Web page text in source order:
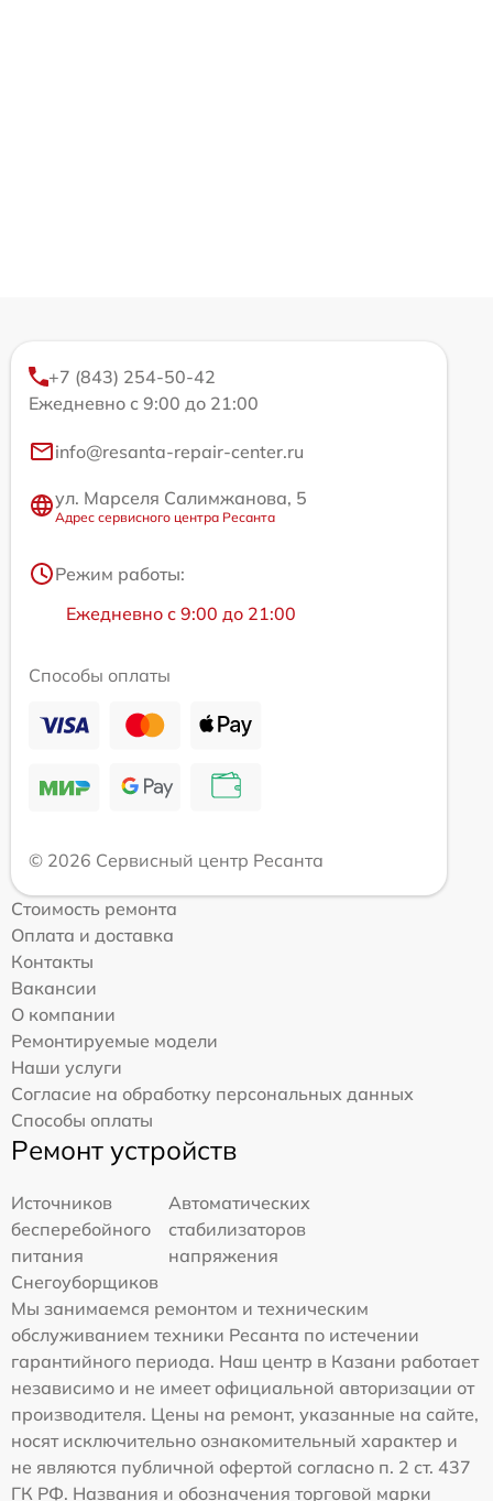
+7 (843) 254-50-42
Ежедневно с 9:00 до 21:00
info@resanta-repair-center.ru
ул. Марселя Салимжанова, 5
Адрес сервисного центра Ресанта
Режим работы:
Ежедневно с 9:00 до 21:00
Способы оплаты
© 2026 Сервисный центр Ресанта
Стоимость ремонта
Оплата и доставка
Контакты
Вакансии
О компании
Ремонтируемые модели
Наши услуги
Согласие на обработку персональных данных
Способы оплаты
Ремонт устройств
Источников
бесперебойного
питания
Автоматических
стабилизаторов
напряжения
Снегоуборщиков
Мы занимаемся ремонтом и техническим
обслуживанием техники Ресанта по истечении
гарантийного периода. Наш центр в Казани работает
независимо и не имеет официальной авторизации от
производителя. Цены на ремонт, указанные на сайте,
носят исключительно ознакомительный характер и
не являются публичной офертой согласно п. 2 ст. 437
ГК РФ. Названия и обозначения торговой марки